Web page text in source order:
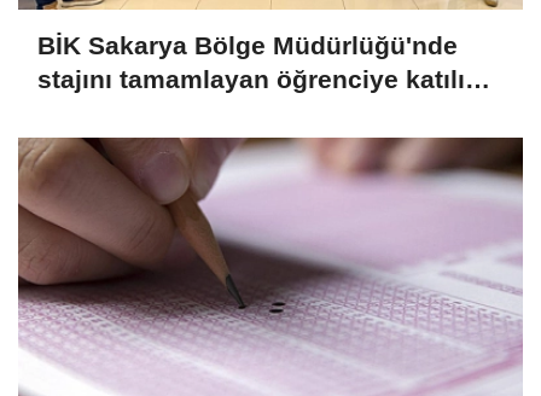
BİK Sakarya Bölge Müdürlüğü'nde
stajını tamamlayan öğrenciye katılım